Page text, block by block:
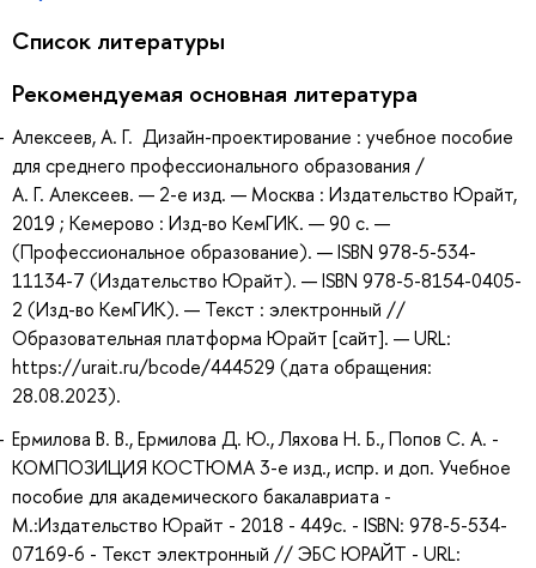
Список литературы
Рекомендуемая основная литература
Алексеев, А. Г. Дизайн-проектирование : учебное пособие
для среднего профессионального образования /
А. Г. Алексеев. — 2-е изд. — Москва : Издательство Юрайт,
2019 ; Кемерово : Изд-во КемГИК. — 90 с. —
(Профессиональное образование). — ISBN 978-5-534-
11134-7 (Издательство Юрайт). — ISBN 978-5-8154-0405-
2 (Изд-во КемГИК). — Текст : электронный //
Образовательная платформа Юрайт [сайт]. — URL:
https://urait.ru/bcode/444529 (дата обращения:
28.08.2023).
Ермилова В. В., Ермилова Д. Ю., Ляхова Н. Б., Попов С. А. -
КОМПОЗИЦИЯ КОСТЮМА 3-е изд., испр. и доп. Учебное
пособие для академического бакалавриата -
М.:Издательство Юрайт - 2018 - 449с. - ISBN: 978-5-534-
07169-6 - Текст электронный // ЭБС ЮРАЙТ - URL: